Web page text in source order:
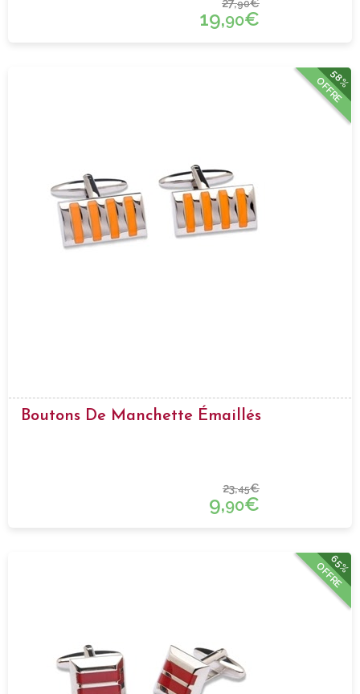
90
19,90€
58%
OFFRE
Boutons De Manchette Émaillés
23,45€
9,90€
65%
OFFRE